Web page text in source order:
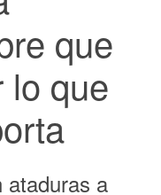
que
lo que
ataduras a